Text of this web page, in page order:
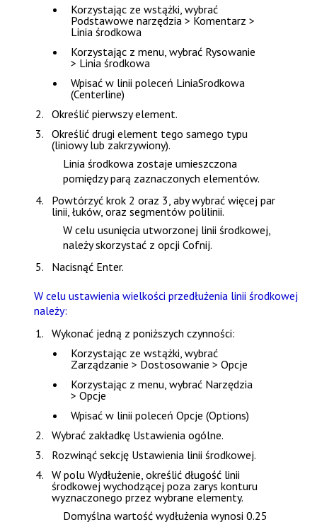
Korzystając ze wstążki, wybrać
Podstawowe narzędzia > Komentarz >
Linia środkowa
Korzystając z menu, wybrać Rysowanie
> Linia środkowa
Wpisać w linii poleceń LiniaSrodkowa
(Centerline)
Określić pierwszy element.
Określić drugi element tego samego typu
(liniowy lub zakrzywiony).
Linia środkowa zostaje umieszczona
pomiędzy parą zaznaczonych elementów.
Powtórzyć krok 2 oraz 3, aby wybrać więcej par
linii, łuków, oraz segmentów polilinii.
W celu usunięcia utworzonej linii środkowej,
należy skorzystać z opcjiCofnij.
Nacisnąć Enter.
W celu ustawienia wielkości przedłużenia linii środkowej
należy:
Wykonać jedną z poniższych czynności:
Korzystając ze wstążki, wybrać
Zarządzanie > Dostosowanie > Opcje
Korzystając z menu, wybrać Narzędzia
> Opcje
Wpisać w linii poleceńOpcje (Options)
Wybrać zakładkę Ustawienia ogólne.
Rozwinąć sekcję Ustawienia linii środkowej.
W poluWydłużenie , określić długość linii
środkowej wychodzącej poza zarys konturu
wyznaczonego przez wybrane elementy.
Domyślna wartość wydłużenia wynosi 0.25